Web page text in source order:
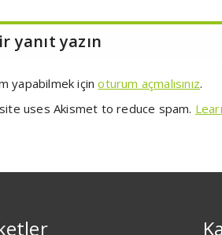
yanıt yazın
yapabilmek içinoturum açmalısınız.
uses Akismet to reduce spam.